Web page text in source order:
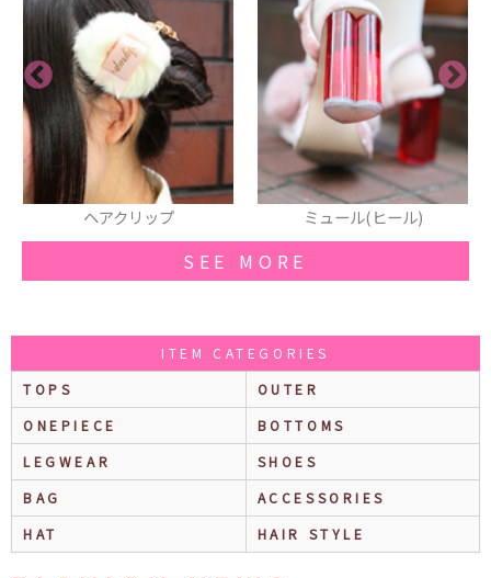
ミュール(ヒール) カットソー
SEE MORE
ITEM CATEGORIES
TOPS
OUTER
ONEPIECE
BOTTOMS
LEGWEAR
SHOES
BAG
ACCESSORIES
HAT
HAIR STYLE